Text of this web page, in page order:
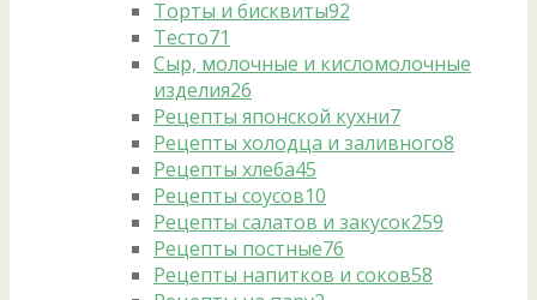
Торты и бисквиты92
Тесто71
Сыр, молочные и кисломолочные
изделия26
Рецепты японской кухни7
Рецепты холодца и заливного8
Рецепты хлеба45
Рецепты соусов10
Рецепты салатов и закусок259
Рецепты постные76
Рецепты напитков и соков58